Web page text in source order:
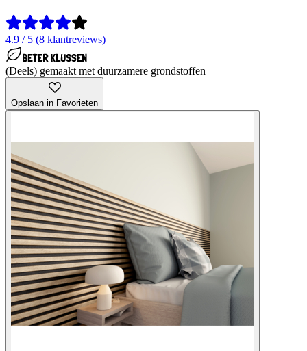
4.9 / 5 (8 klantreviews)
(Deels) gemaakt met duurzamere grondstoffen
Opslaan in Favorieten